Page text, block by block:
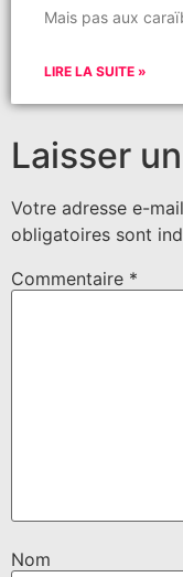
Mais pas aux
LIRE LA SUITE »
Laisser
Votre adresse e-
obligatoires sont
Commentaire *
Nom